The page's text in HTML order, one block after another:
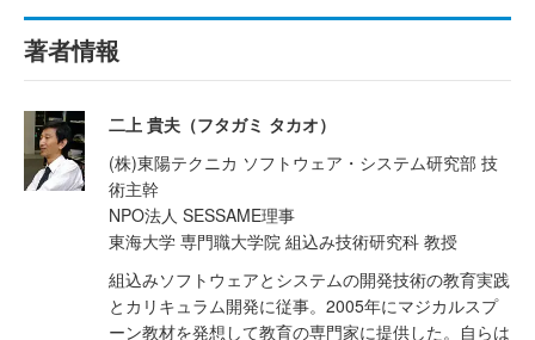
著者情報
二上 貴夫（フタガミ タカオ）
(株)東陽テクニカ ソフトウェア・システム研究部 技
術主幹
NPO法人 SESSAME理事
東海大学 専門職大学院 組込み技術研究科 教授
組込みソフトウェアとシステムの開発技術の教育実践
とカリキュラム開発に従事。2005年にマジカルスプ
ーン教材を発想して教育の専門家に提供した。自らは